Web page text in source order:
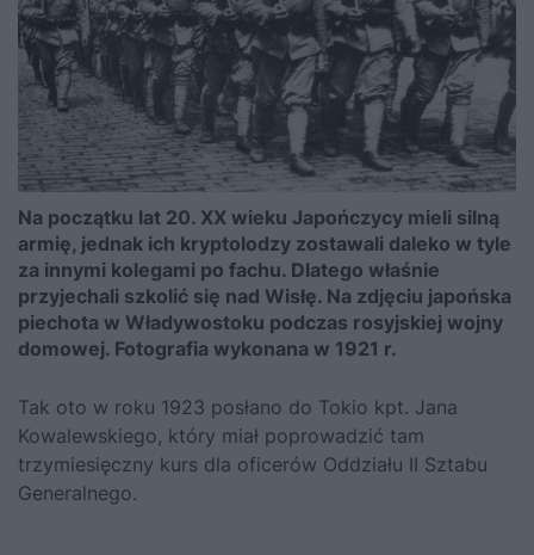
Na początku lat 20. XX wieku Japończycy mieli silną
armię, jednak ich kryptolodzy zostawali daleko w tyle
za innymi kolegami po fachu. Dlatego właśnie
przyjechali szkolić się nad Wisłę. Na zdjęciu japońska
piechota w Władywostoku podczas rosyjskiej wojny
domowej. Fotografia wykonana w 1921 r.
Tak oto w roku 1923 posłano do Tokio kpt. Jana
Kowalewskiego, który miał poprowadzić tam
trzymiesięczny kurs dla oficerów Oddziału II Sztabu
Generalnego.